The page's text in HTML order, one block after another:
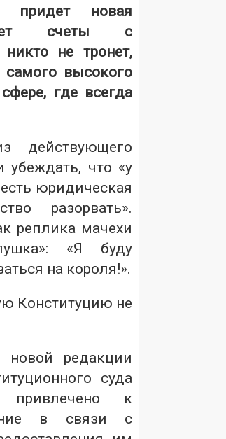
придет новая
счеты с
не тронет,
высокого
где всегда
действующего
убеждать, что «у
юридическая
разорвать».
реплика мачехи
«Я буду
на короля!».
Конституцию не
редакции
суда
к
в связи с